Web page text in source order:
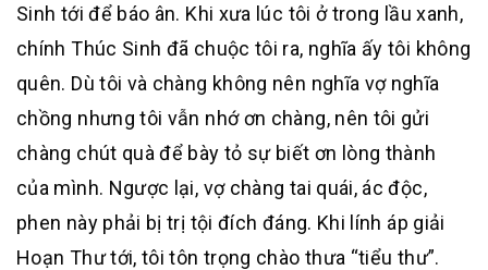
Sinh tới để báo ân. Khi xưa lúc tôi ở trong lầu xanh,
chính Thúc Sinh đã chuộc tôi ra, nghĩa ấy tôi không
quên. Dù tôi và chàng không nên nghĩa vợ nghĩa
chồng nhưng tôi vẫn nhớ ơn chàng, nên tôi gửi
chàng chút quà để bày tỏ sự biết ơn lòng thành
của mình. Ngược lại, vợ chàng tai quái, ác độc,
phen này phải bị trị tội đích đáng. Khi lính áp giải
Hoạn Thư tới, tôi tôn trọng chào thưa “tiểu thư”.